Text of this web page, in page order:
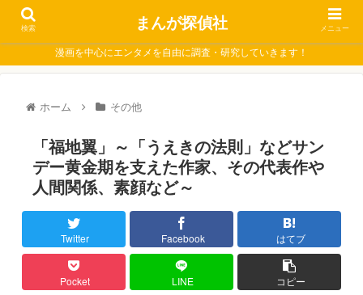
漫画を中心にエンタメを自由に調査・研究していきます！
ホーム その他
「福地翼」～「うえきの法則」などサン
デー黄金期を支えた作家、その代表作や
人間関係、素顔など～
Twitter Facebook はてブ
Pocket LINE コピー
検索 まんが探偵社 メニュー